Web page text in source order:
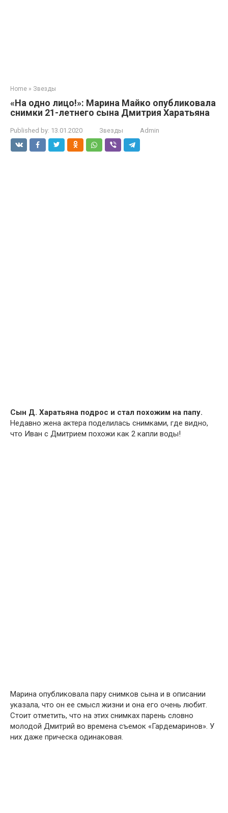
Home » Звезды
«На одно лицо!»: Марина Майко опубликовала
снимки 21-летнего сына Дмитрия Харатьяна
Published by: 13.01.2020 Звезды Admin
Сын Д. Харатьяна подрос и стал похожим на папу.
Недавно жена актера поделилась снимками, где видно,
что Иван с Дмитрием похожи как 2 капли воды!
Марина опубликовала пару снимков сына и в описании
указала, что он ее смысл жизни и она его очень любит.
Стоит отметить, что на этих снимках парень словно
молодой Дмитрий во времена съемок «Гардемаринов». У
них даже прическа одинаковая.